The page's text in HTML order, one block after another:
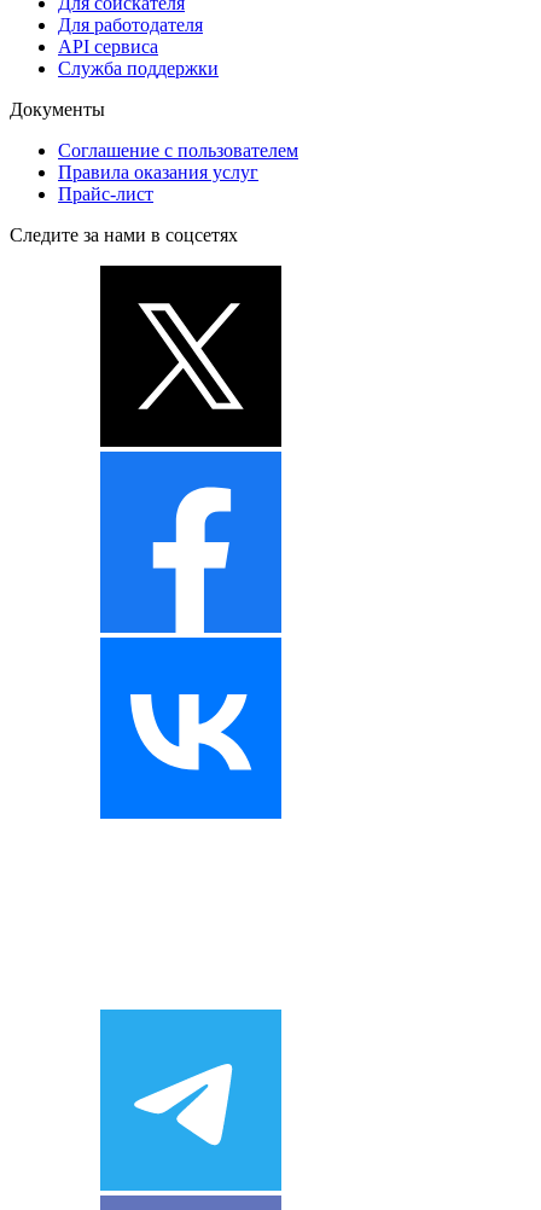
Для работодателя
API сервиса
Служба поддержки
Документы
Соглашение с пользователем
Правила оказания услуг
Прайс-лист
Следите за нами в соцсетях